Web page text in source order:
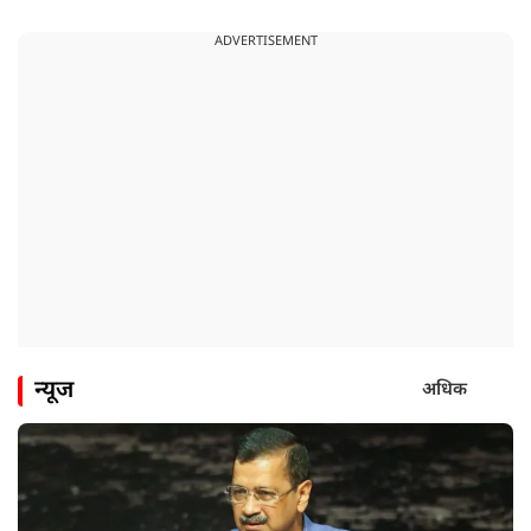
ADVERTISEMENT
न्यूज अधिक